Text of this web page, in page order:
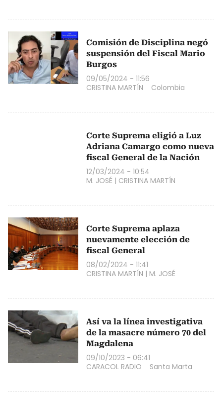
Comisión de Disciplina negó
suspensión del Fiscal Mario
Burgos
09/05/2024 - 11:56
CRISTINA MARTÍN
Colombia
Corte Suprema eligió a Luz
Adriana Camargo como nueva
fiscal General de la Nación
12/03/2024 - 10:54
M. JOSÉ | CRISTINA MARTÍN
Corte Suprema aplaza
nuevamente elección de
fiscal General
08/02/2024 - 11:41
CRISTINA MARTÍN | M. JOSÉ
Así va la línea investigativa
de la masacre número 70 del
Magdalena
09/10/2023 - 06:41
CARACOL RADIO
Santa Marta